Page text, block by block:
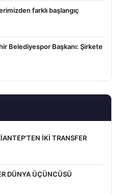
farklı başlangıç
Belediyespor Başkanı: Şirkete
İKİ TRANSFER
DÜNYA ÜÇÜNCÜSÜ